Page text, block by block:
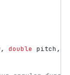
, double pitch ,